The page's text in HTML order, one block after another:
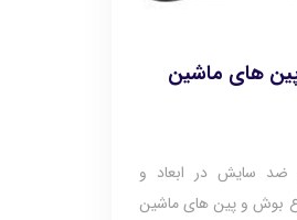
های ماشین
سايش در ابعاد و
بوش و پین های ماشین